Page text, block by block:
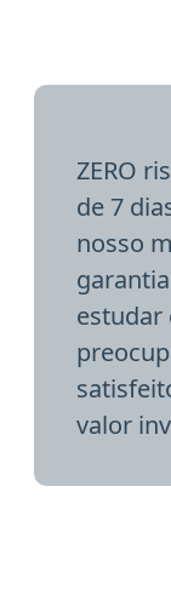
ZERO
de 7
nosso
estudar
valor